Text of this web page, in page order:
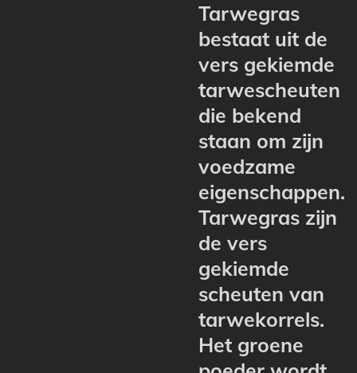
Tarwegras
bestaat uit de
vers gekiemde
tarwescheuten
die bekend
staan om zijn
voedzame
eigenschappen.
Tarwegras zijn
de vers
gekiemde
scheuten van
tarwekorrels.
Het groene